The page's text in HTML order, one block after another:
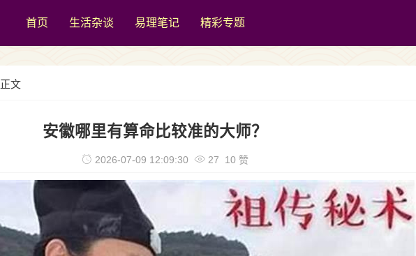
首页 生活杂谈 易理笔记 精彩专题
正文
安徽哪里有算命比较准的大师？
2026-07-09 12:09:30 27 10 赞